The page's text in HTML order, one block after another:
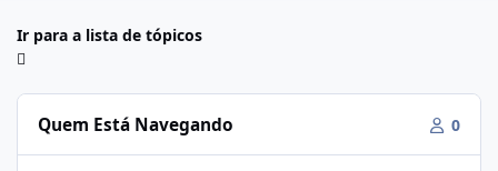
Ir para a lista de tópicos
Quem Está Navegando 0